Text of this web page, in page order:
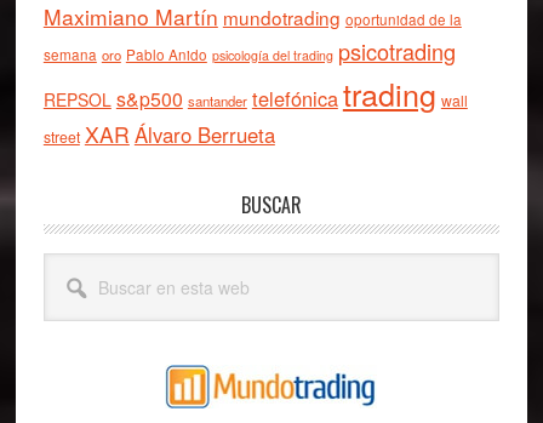
Maximiano Martín mundotrading oportunidad de la
semana oro Pablo Anido psicología del trading psicotrading
REPSOL s&p500 santander telefónicatrading wall
street XAR Álvaro Berrueta
BUSCAR
esta